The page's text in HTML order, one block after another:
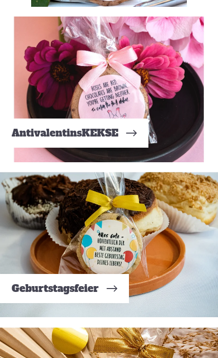
AntivalentinsKEKSE
Geburtstagsfeier